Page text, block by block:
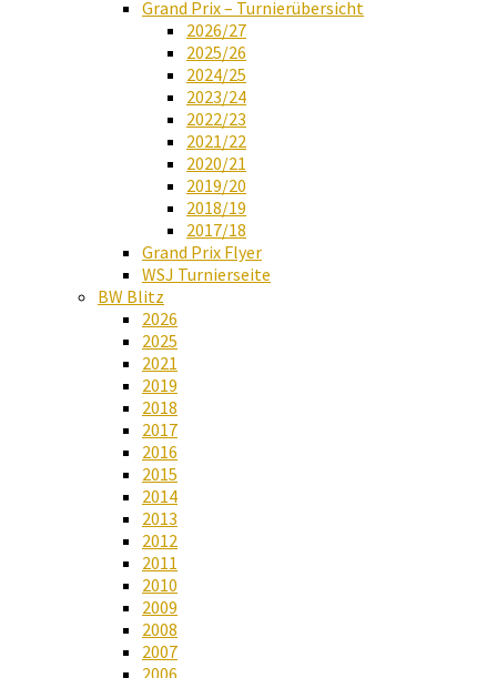
Grand Prix – Turnierübersicht
2026/27
2025/26
2024/25
2023/24
2022/23
2021/22
2020/21
2019/20
2018/19
2017/18
Grand Prix Flyer
WSJ Turnierseite
BW Blitz
2026
2025
2021
2019
2018
2017
2016
2015
2014
2013
2012
2011
2010
2009
2008
2007
2006